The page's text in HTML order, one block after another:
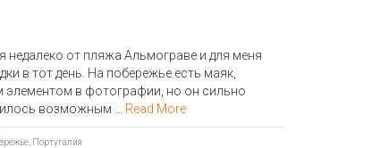
недалеко от пляжа Альмограве и для меня
в тот день. На побережье есть маяк,
элементом в фотографии, но он сильно
возможным … Read More
Португалия